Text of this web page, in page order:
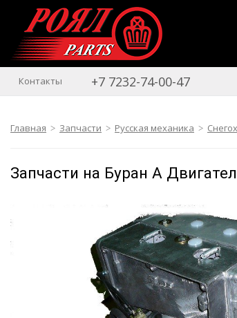
Контакты +7 7232-74-00-47
Главная Запчасти Русская механика
Запчасти на Буран А